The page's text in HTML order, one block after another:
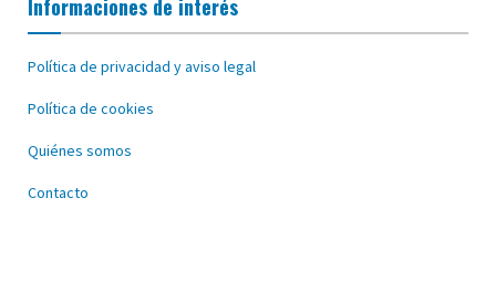
Informaciones de interés
Política de privacidad y aviso legal
Política de cookies
Quiénes somos
Contacto